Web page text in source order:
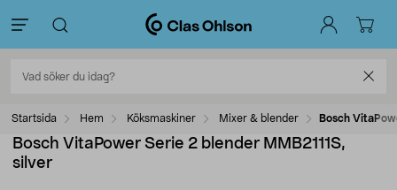
Startsida Hem Köksmaskiner Mixer & blender Bosch
Bosch VitaPower Serie 2 blender MMB2111S,
silver